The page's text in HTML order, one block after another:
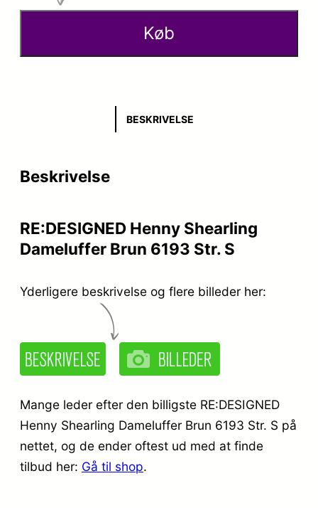
Køb
BESKRIVELSE
Beskrivelse
RE:DESIGNED Henny Shearling
Dameluffer Brun 6193 Str. S
Yderligere beskrivelse og flere billeder her:
Mange leder efter den billigste RE:DESIGNED
Henny Shearling Dameluffer Brun 6193 Str. S på
nettet, og de ender oftest ud med at finde
tilbud her: Gå til shop.